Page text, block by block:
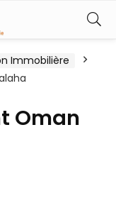
Immobilière
Oman